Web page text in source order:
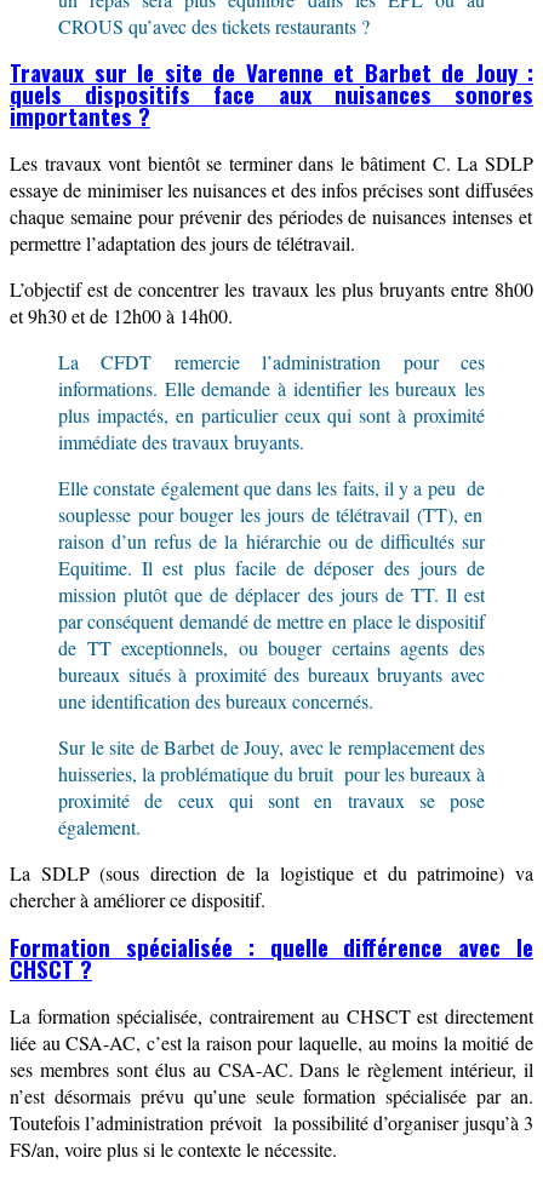
CROUS qu’avec des tickets restaurants ?
Travaux sur le site de Varenne et Barbet de Jouy :
quels dispositifs face aux nuisances sonores
importantes ?
Les travaux vont bientôt se terminer dans le bâtiment C.La SDLP
essaye de minimiser les nuisanceset des infos précisessont diffusées
chaque semaine pour prévenir des périodes de nuisances intenses et
permettre l’adaptation des jours de télétravail.
L’objectif est de concentrer les travaux les plus bruyants entre 8h00
et 9h30 et de 12h00 à 14h00.
La CFDT remercie l’administration pour ces
informations. Elle demande à identifier les bureaux les
plus impactés, en particulier ceux qui sont à proximité
immédiate des travaux bruyants.
Elle constate également que dans les faits, il y a peu de
souplesse pour bouger les jours de télétravail (TT),en
raison d’unrefus de la hiérarchie ou de difficultéssur
Equitime. Il est plus facile de déposer des jours de
mission plutôt que de déplacer des jours de TT. Il est
par conséquentdemandédemettre en place le dispositif
de TT exceptionnels, ou bouger certains agents des
bureaux situés à proximité des bureaux bruyants avec
une identification des bureaux concernés.
Sur le site de Barbet de Jouy, avec le remplacement des
huisseries, la problématique du bruit pour les bureaux à
proximité de ceux qui sont en travaux se pose
également.
La SDLP (sous direction de la logistique et du patrimoine) va
chercher à améliorer ce dispositif.
Formation spécialisée : quelle différence avec le
CHSCT ?
La formation spécialisée, contrairement au CHSCT est directement
liée au CSA-AC, c’est la raison pour laquelle, au moins la moitié de
ses membres sont élus au CSA-AC.Dans le règlement intérieur, il
n’est désormais prévu qu’une seule formation spécialisée par an.
Toutefois l’administration prévoit la possibilité d’organiser jusqu’à 3
FS/an, voire plus si le contexte le nécessite.